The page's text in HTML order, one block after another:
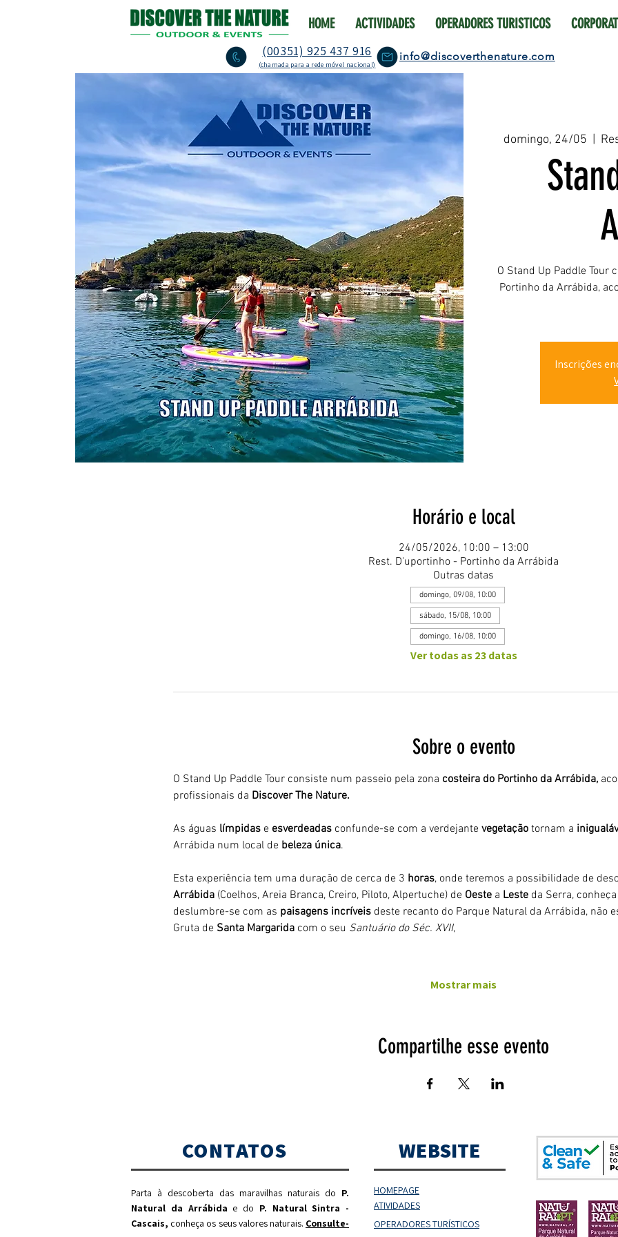
HOME ACTIVIDADES OPERADORES TURISTICOS
(00351) 925 437 916
(chamada para a rede móvel nacional)
info@discoverthenature.com
domingo, 24/05
O Stand Up Paddle Tour
Portinho da Arrábida,
Inscrições
Horário e local
24/05/2026, 10:00 – 13:00
Rest. D'uportinho - Portinho da Arrábida
Outras datas
domingo, 09/08, 10:00
sábado, 15/08, 10:00
domingo, 16/08, 10:00
Ver todas as 23 datas
Sobre o evento
O Stand Up Paddle Tour consiste num passeio pela zona costeira do Portinho da Arrábida,
profissionais da Discover The Nature.
As águas límpidas e esverdeadas confunde-se com a verdejante vegetação tornam a
Arrábida num local de beleza única.
Esta experiência tem uma duração de cerca de 3 horas, onde teremos a possibilidade de
Arrábida (Coelhos, Areia Branca, Creiro, Piloto, Alpertuche) de Oeste a Leste da Serra,
deslumbre-se com as paisagens incríveis deste recanto do Parque Natural da Arrábida, não
Gruta de Santa Margarida com o seu Santuário do Séc. XVII,
Mostrar mais
Compartilhe esse evento
CONTATOS
Parta à descoberta das maravilhas naturais do P.
Natural da Arrábida e do P. Natural Sintra -
Cascais, conheça os seus valores naturais. Consulte-
WEBSITE
HOMEPAGE
ATIVIDADES
OPERADORESTURÍSTICOS